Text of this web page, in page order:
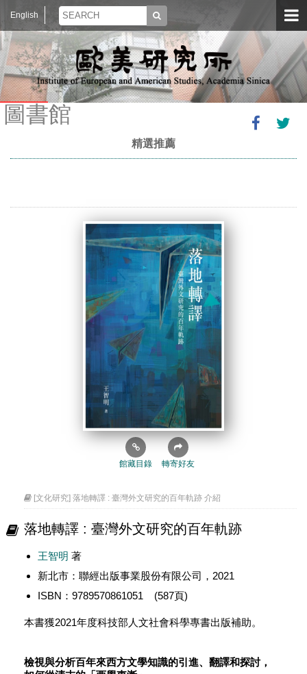
English
圖書館
精選推薦
館藏目錄 轉寄好友
[文化研究] 落地轉譯 : 臺灣外文研究的百年軌跡 介紹
落地轉譯 : 臺灣外文研究的百年軌跡
王智明 著
新北市：聯經出版事業股份有限公司，2021
ISBN：9789570861051 (587頁)
本書獲2021年度科技部人文社會科學專書出版補助。
檢視與分析百年來西方文學知識的引進、翻譯和探討，